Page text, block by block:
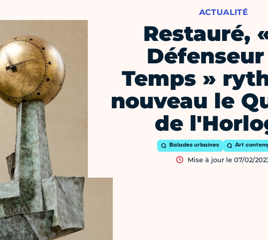
Restauré,
Temps »
nouveau le
de
ACTUALITÉ
Balades urbaines Art
Mise à jour le 07/02/